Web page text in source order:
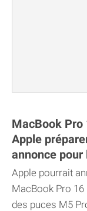
MacBook Pro
Apple
annonce
Apple pourrait
MacBook Pro
des puces M5